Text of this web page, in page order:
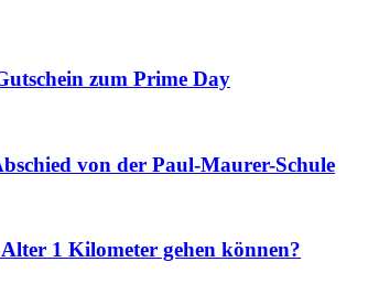
zum Prime Day
von der Paul-Maurer-Schule
1 Kilometer gehen können?